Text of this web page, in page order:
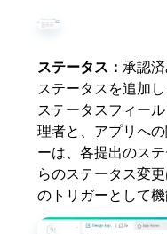
ステータス： 承認
ステータスを追加
ステータスフィー
理者と、アプリへ
ーは、各提出のス
らのステータス変
のトリガーとして機